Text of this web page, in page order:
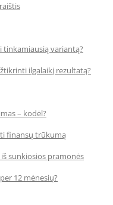
tinkamiausią variantą?
ilgalaikį rezultatą?
– kodėl?
finansų trūkumą
sunkiosios pramonės
12 mėnesių?